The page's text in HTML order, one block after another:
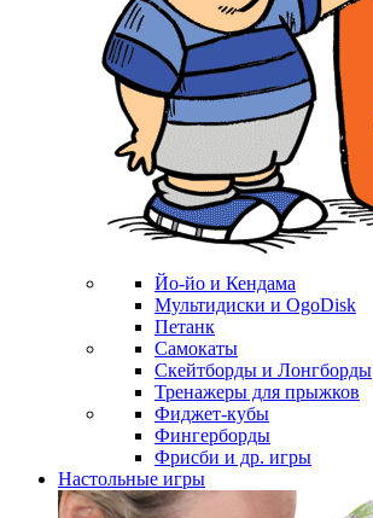
Йо-йо и Кендама
Мультидиски и OgoDisk
Петанк
Самокаты
Скейтборды и Лонгборды
Тренажеры для прыжков
Фиджет-кубы
Фингерборды
Фрисби и др. игры
Настольные игры